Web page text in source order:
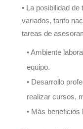
• La posibilidad
variados, tanto
tareas de
• Ambiente
equipo.
• Desarrollo
realizar cursos,
• Más beneficios